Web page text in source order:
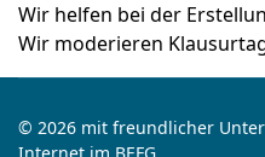
Wir helfen bei der
Wir moderieren
© 2026 mit freundlicher